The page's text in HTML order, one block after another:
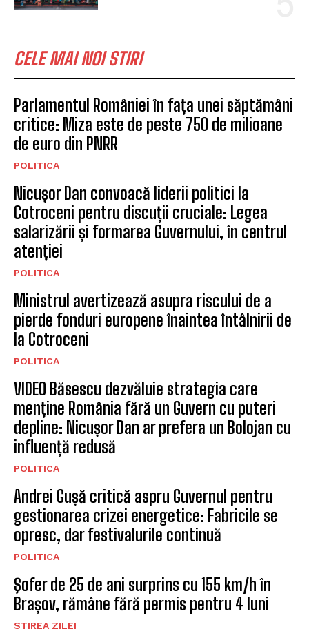
CELE MAI NOI STIRI
Parlamentul României în fața unei săptămâni
critice: Miza este de peste 750 de milioane
de euro din PNRR
POLITICA
Nicușor Dan convoacă liderii politici la
Cotroceni pentru discuții cruciale: Legea
salarizării și formarea Guvernului, în centrul
atenției
POLITICA
Ministrul avertizează asupra riscului de a
pierde fonduri europene înaintea întâlnirii de
la Cotroceni
POLITICA
VIDEO Băsescu dezvăluie strategia care
menține România fără un Guvern cu puteri
depline: Nicușor Dan ar prefera un Bolojan cu
influență redusă
POLITICA
Andrei Gușă critică aspru Guvernul pentru
gestionarea crizei energetice: Fabricile se
opresc, dar festivalurile continuă
POLITICA
Şofer de 25 de ani surprins cu 155 km/h în
Brașov, rămâne fără permis pentru 4 luni
STIREA ZILEI